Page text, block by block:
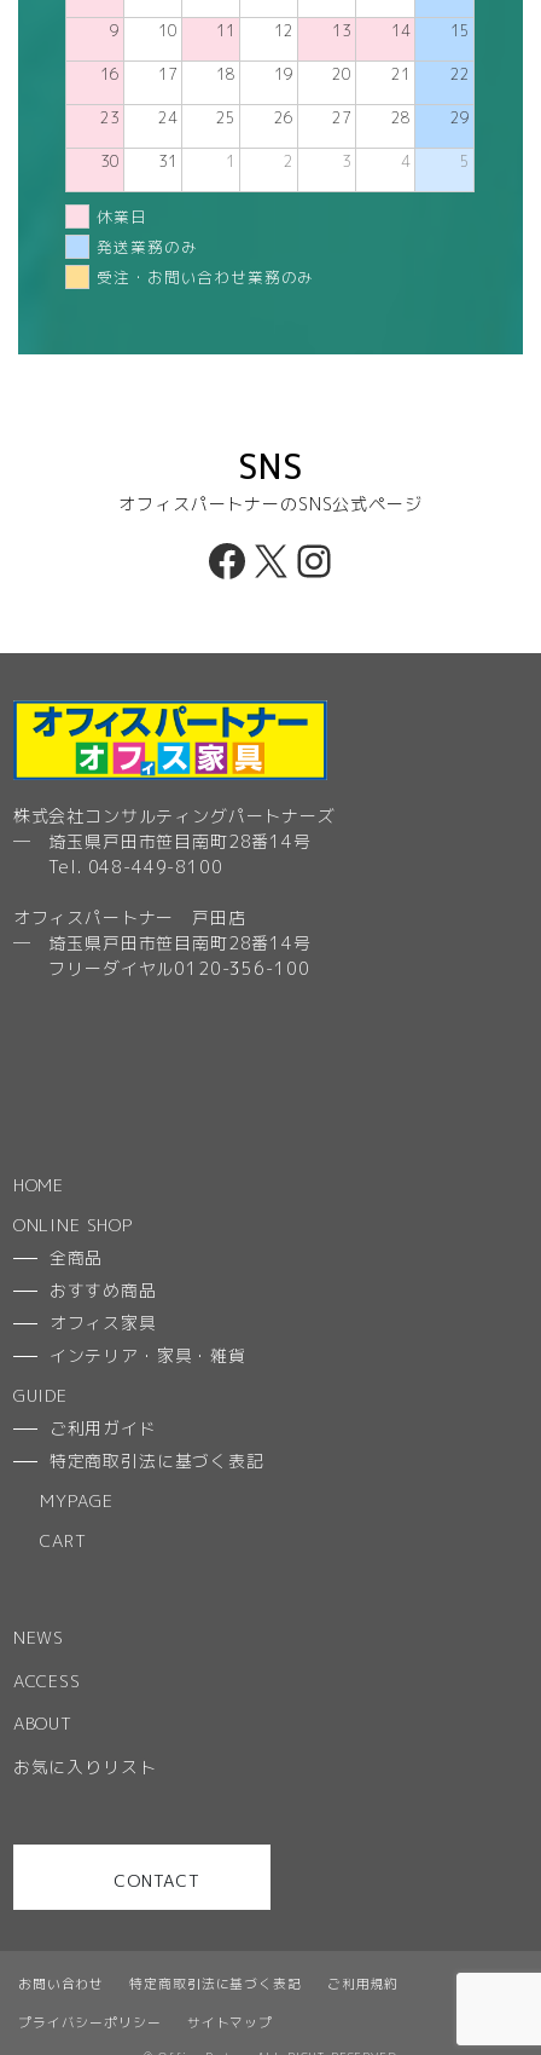
9 10 11 12 13 14 15
16 17 18 19 20 21 22
23 24 25 26 27 28 29
30 31 1 2 3 4 5
休業日
発送業務のみ
受注・お問い合わせ業務のみ
SNS
オフィスパートナーのSNS公式ページ
Facebook
X Instagram
お問い合わせ 特定商取引法に基づく表記 ご利用規約
プライバシーポリシー サイトマップ
株式会社コンサルティングパートナーズ
─ 埼玉県戸田市笹目南町28番14号
Tel. 048-449-8100
オフィスパートナー 戸田店
─ 埼玉県戸田市笹目南町28番14号
フリーダイヤル0120-356-100
HOME
ONLINE SHOP
全商品
おすすめ商品
オフィス家具
インテリア・家具・雑貨
GUIDE
ご利用ガイド
特定商取引法に基づく表記
MYPAGE
CART
NEWS
ACCESS
ABOUT
お気に入りリスト
CONTACT